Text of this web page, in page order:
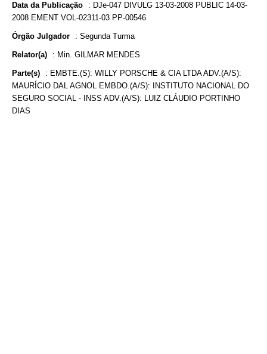
Data da Publicação : DJe-047 DIVULG 13-03-2008 PUBLIC 14-03-
2008 EMENT VOL-02311-03 PP-00546
Órgão Julgador : Segunda Turma
Relator(a) : Min. GILMAR MENDES
Parte(s) : EMBTE.(S): WILLY PORSCHE & CIA LTDA ADV.(A/S):
MAURÍCIO DAL AGNOL EMBDO.(A/S): INSTITUTO NACIONAL DO
SEGURO SOCIAL - INSS ADV.(A/S): LUIZ CLÁUDIO PORTINHO
DIAS